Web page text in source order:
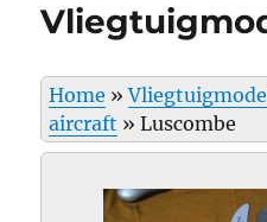
Home »
aircraft »Luscombe